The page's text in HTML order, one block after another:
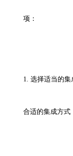
项：
1. 选择适当的
合适的集成方式